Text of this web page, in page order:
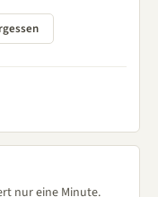
nur eine Minute.